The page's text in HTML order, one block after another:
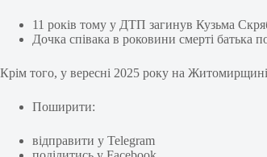
11 років тому у ДТП загинув Кузьма
Дочка співака в роковини смерті батька
Крім того, у вересні 2025 року на
Поширити:
відправити у Telegram